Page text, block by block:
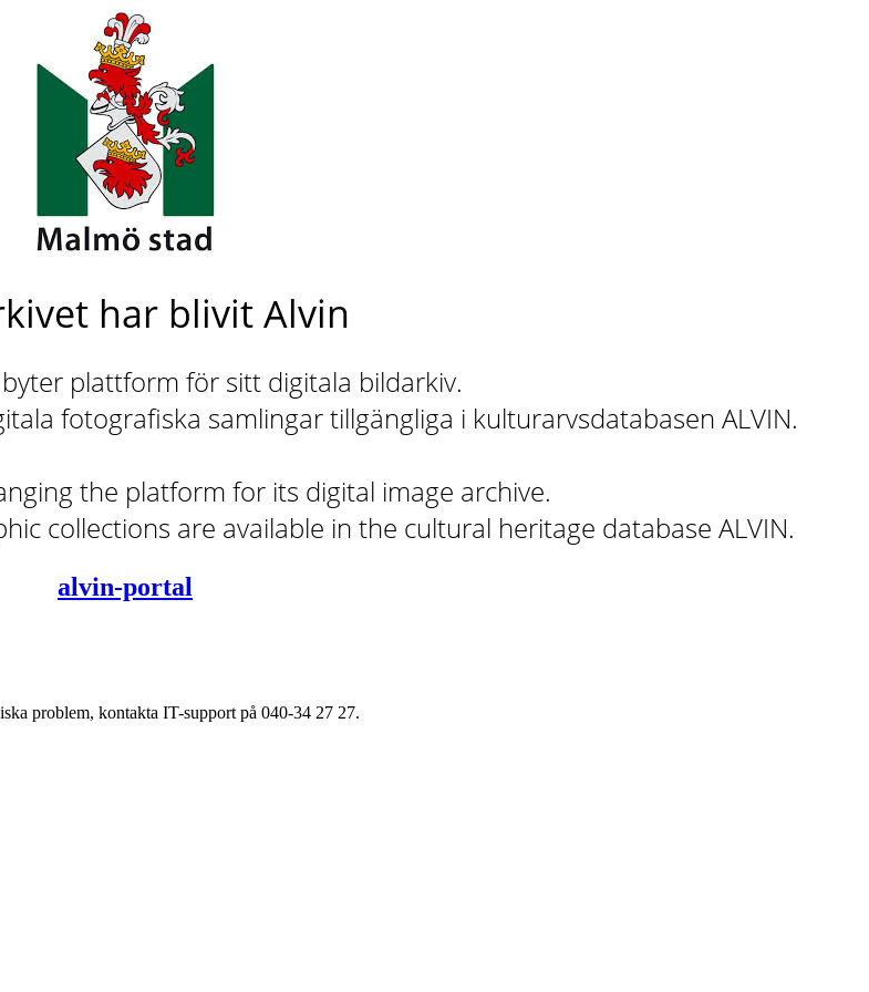
har blivit Alvin
plattform för sitt digitala bildarkiv.
fotografiska samlingar tillgängliga i kulturarvsdatabasen ALVIN.
the platform for its digital image archive.
collections are available in the cultural heritage database ALVIN.
alvin-portal
problem, kontakta IT-support på 040-34 27 27.